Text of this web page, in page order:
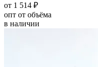
от 1 514 ₽
опт от объёма
в наличии